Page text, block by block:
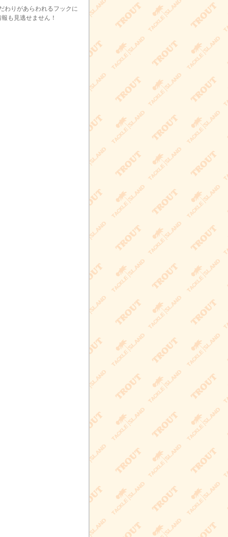
わりがあらわれるフックに
も見逃せません！